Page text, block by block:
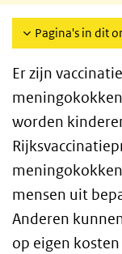
Pagina's in dit
Er zijn
worden
mensen uit
Anderen
op eigen